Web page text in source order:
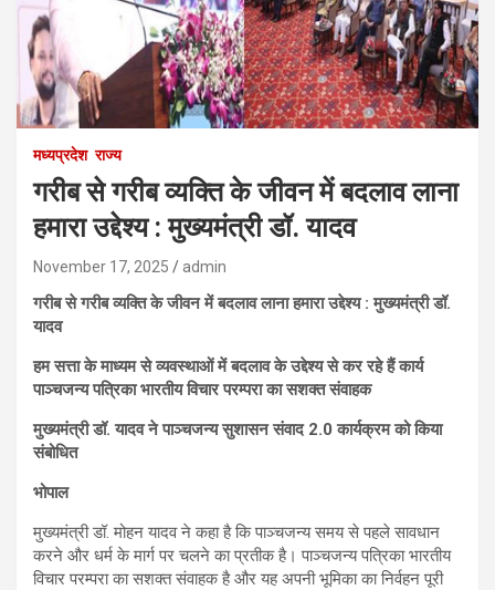
मध्यप्रदेश राज्य
गरीब से गरीब व्यक्ति के जीवन में बदलाव लाना
हमारा उद्देश्य : मुख्यमंत्री डॉ. यादव
November 17, 2025 admin
गरीब से गरीब व्यक्ति के जीवन में बदलाव लाना हमारा उद्देश्य : मुख्यमंत्री डॉ.
यादव
हम सत्ता के माध्यम से व्यवस्थाओं में बदलाव के उद्देश्य से कर रहे हैं कार्य
पाञ्चजन्य पत्रिका भारतीय विचार परम्परा का सशक्त संवाहक
मुख्यमंत्री डॉ. यादव ने पाञ्चजन्य सुशासन संवाद 2.0 कार्यक्रम को किया
संबोधित
भोपाल
मुख्यमंत्री डॉ. मोहन यादव ने कहा है कि पाञ्चजन्य समय से पहले सावधान
करने और धर्म के मार्ग पर चलने का प्रतीक है। पाञ्चजन्य पत्रिका भारतीय
विचार परम्परा का सशक्त संवाहक है और यह अपनी भूमिका का निर्वहन पूरी